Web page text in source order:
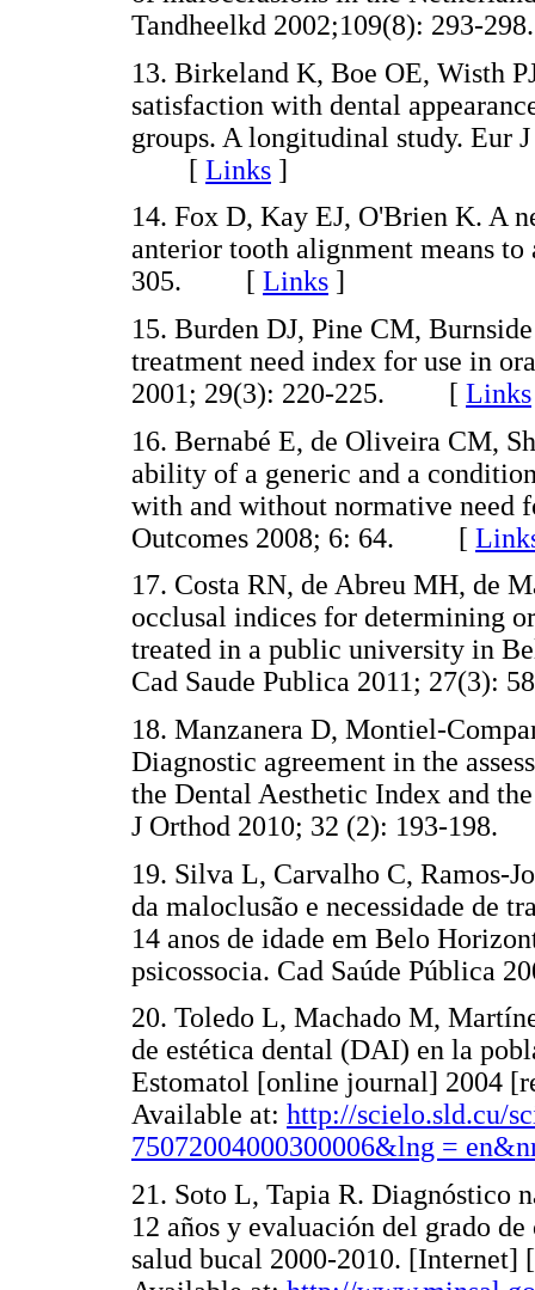
Tandheelkd 2002;109(8):
13. Birkeland K, Boe OE, Wisth
satisfaction with dental
groups. A longitudinal study. Eur
[ Links ]
14. Fox D, Kay EJ, O'Brien K. A
anterior tooth alignment means
305. [ Links ]
15. Burden DJ, Pine CM,
treatment need index for use in
2001; 29(3): 220-225. [ Links
16. Bernabé E, de Oliveira CM,
ability of a generic and a
with and without normative need
Outcomes 2008; 6: 64. [
17. Costa RN, de Abreu MH, de
occlusal indices for determining
treated in a public university in
Cad Saude Publica 2011;
18. Manzanera D, Montiel-
Diagnostic agreement in the
the Dental Aesthetic Index and
J Orthod 2010; 32 (2): 193-
19. Silva L, Carvalho C, Ramos-
da maloclusão e necessidade de
14 anos de idade em Belo
psicossocia. Cad Saúde
20. Toledo L, Machado M,
de estética dental (DAI) en la
Estomatol [online journal] 2004
Available at: http://scielo.sld.cu/
75072004000300006&lng =
21. Soto L, Tapia R. Diagnóstico
12 años y evaluación del grado
salud bucal 2000-2010.